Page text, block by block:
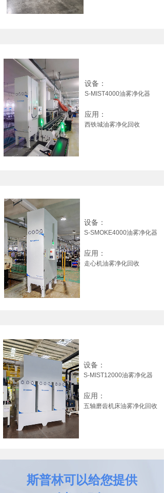
设备：
S-MIST4000油雾净化器
应用：
西铁城油雾净化回收
设备：
S-SMOKE4000油雾净化器
应用：
走心机油雾净化回收
设备：
S-MIST12000油雾净化器
应用：
五轴磨齿机床油雾净化回收
斯普林可以给您提供